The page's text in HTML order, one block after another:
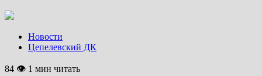
Новости
Цепелевский ДК
84 👁 1 мин читать